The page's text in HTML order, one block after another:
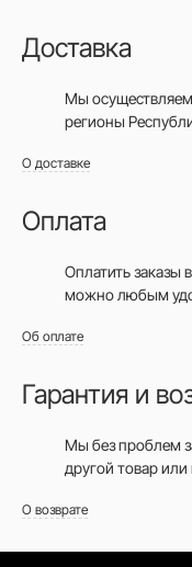
Доставка
Мы осуществляем
регионы
О доставке
Оплата
Оплатить заказы
можно любым
Об оплате
Гарантия и
Мы без проблем
другой товар
О возврате